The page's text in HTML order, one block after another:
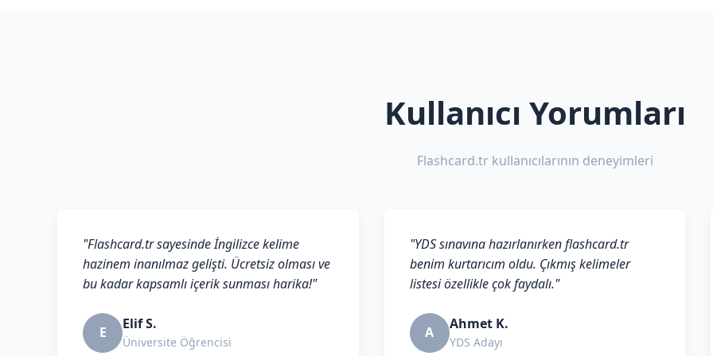
Kullanıcı Yorumları
Flashcard.tr kullanıcılarının deneyimleri
"Flashcard.tr sayesinde İngilizce kelime
hazinem inanılmaz gelişti. Ücretsiz olması ve
bu kadar kapsamlı içerik sunması harika!"
E Elif S.
Üniversite Öğrencisi
"YDS sınavına hazırlanırken flashcard.tr
benim kurtarıcım oldu. Çıkmış kelimeler
listesi özellikle çok faydalı."
A Ahmet K.
YDS Adayı